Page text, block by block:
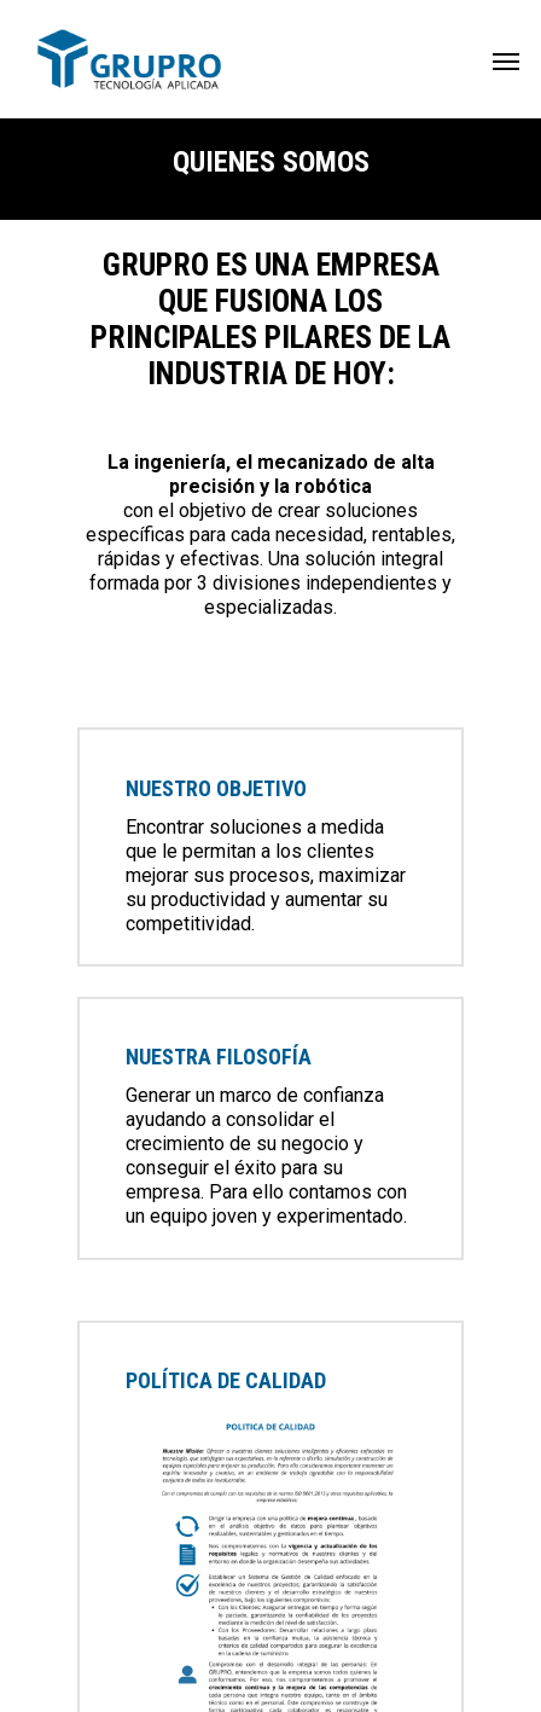
QUIENES SOMOS
GRUPRO ES UNA EMPRESA
QUE FUSIONA LOS
PRINCIPALES PILARES DE LA
INDUSTRIA DE HOY:
La ingeniería, el mecanizado de alta
precisión y la robótica
con el objetivo de crear soluciones
específicas para cada necesidad, rentables,
rápidas y efectivas. Una solución integral
formada por 3 divisiones independientes y
especializadas.
NUESTRO OBJETIVO
Encontrar soluciones a medida
que le permitan a los clientes
mejorar sus procesos, maximizar
su productividad y aumentar su
competitividad.
NUESTRA FILOSOFÍA
Generar un marco de confianza
ayudando a consolidar el
crecimiento de su negocio y
conseguir el éxito para su
empresa. Para ello contamos con
un equipo joven y experimentado.
POLÍTICA DE CALIDAD